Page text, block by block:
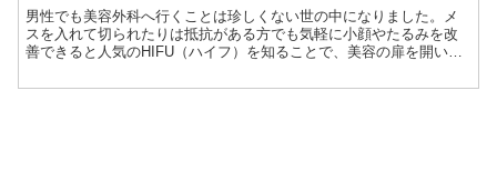
男性でも美容外科へ行くことは珍しくない世の中になりました。メ
スを入れて切られたりは抵抗がある方でも気軽に小顔やたるみを改
善できると人気のHIFU（ハイフ）を知ることで、美容の扉を開いて